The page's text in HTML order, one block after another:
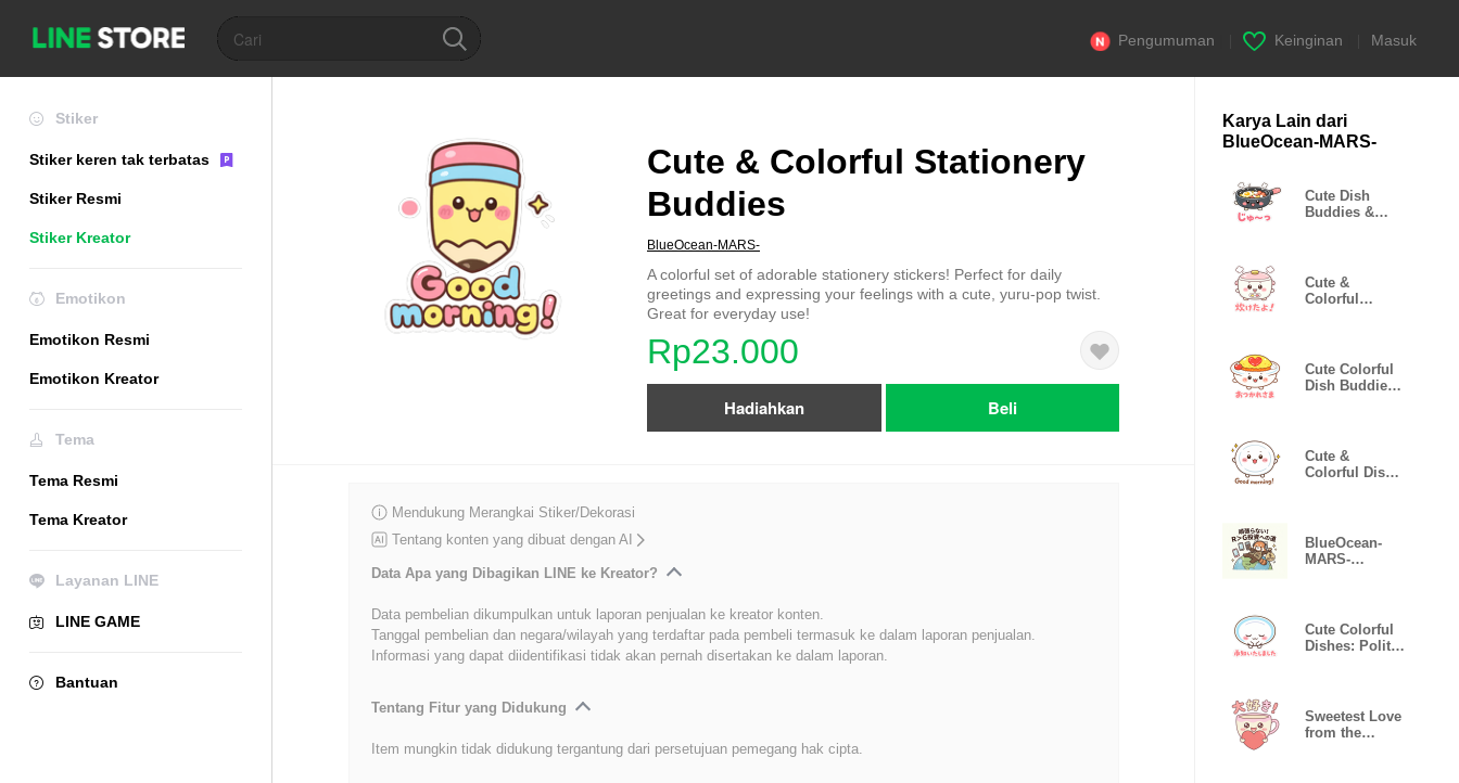
Pengumuman Keinginan Masuk
Stiker
Stiker keren tak terbatas
Stiker Resmi
Stiker Kreator
Emotikon
Emotikon Resmi
Emotikon Kreator
Tema
Tema Resmi
Tema Kreator
Layanan LINE
LINE GAME
Bantuan
Cute & Colorful Stationery
Buddies
BlueOcean-MARS-
A colorful set of adorable stationery stickers! Perfect for daily
greetings and expressing your feelings with a cute, yuru-pop twist.
Great for everyday use!
Rp23.000
Hadiahkan Beli
Mendukung Merangkai Stiker/Dekorasi
Tentang konten yang dibuat dengan AI
Data Apa yang Dibagikan LINE ke Kreator?
Data pembelian dikumpulkan untuk laporan penjualan ke kreator konten.
Tanggal pembelian dan negara/wilayah yang terdaftar pada pembeli termasuk ke dalam laporan penjualan.
Informasi yang dapat diidentifikasi tidak akan pernah disertakan ke dalam laporan.
Tentang Fitur yang Didukung
Item mungkin tidak didukung tergantung dari persetujuan pemegang hak cipta.
Karya Lain dari
BlueOcean-MARS-
Cute Dish
Buddies &
Cute &
Colorful
Cute Colorful
Dish Buddies
Cute &
Colorful Dish
BlueOcean-
MARS-
Cute Colorful
Dishes: Polite
Sweetest Love
from the